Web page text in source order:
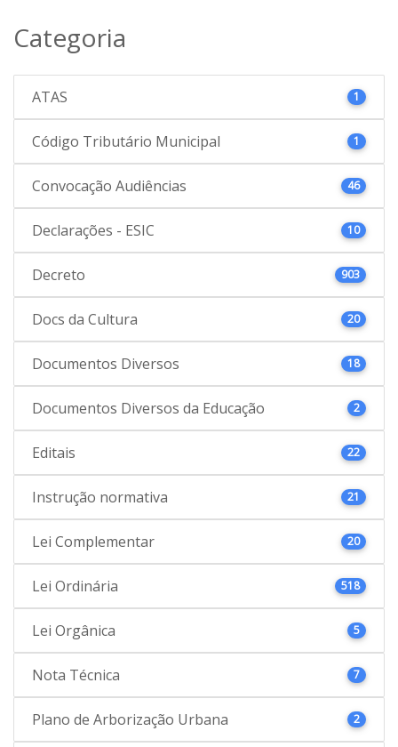
Categoria
ATAS 1
Código Tributário Municipal 1
Convocação Audiências 46
Declarações - ESIC 10
Decreto 903
Docs da Cultura 20
Documentos Diversos 18
Documentos Diversos da Educação 2
Editais 22
Instrução normativa 21
Lei Complementar 20
Lei Ordinária 518
Lei Orgânica 5
Nota Técnica 7
Plano de Arborização Urbana 2